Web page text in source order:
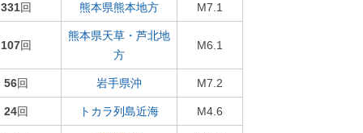
331回 熊本県熊本地方 M7.1
107回
熊本県天草・芦北地
方
M6.1
56回 岩手県沖 M7.2
24回 トカラ列島近海 M4.6